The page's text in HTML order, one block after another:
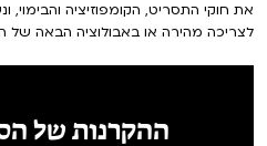
את חוקי התסריט, הקומפוזיציה
לצריכה מהירה או באבולוציה הבאה של
ההקרנות של